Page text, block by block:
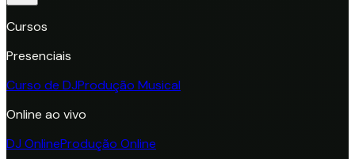
Cursos
Presenciais
Curso de DJProdução Musical
Online ao vivo
DJ OnlineProdução Online